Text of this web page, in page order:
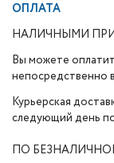
ОПЛАТА
НАЛИЧНЫМИ
Вы можете
непосредственно
Курьерская
следующий день
ПО